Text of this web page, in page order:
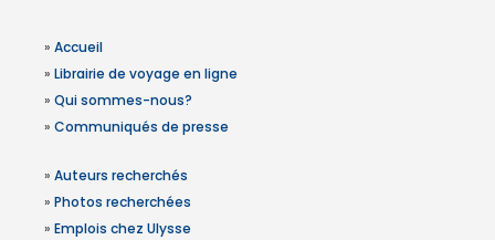
» Accueil
» Librairie de voyage en ligne
» Qui sommes-nous?
» Communiqués de presse
» Auteurs recherchés
» Photos recherchées
» Emplois chez Ulysse